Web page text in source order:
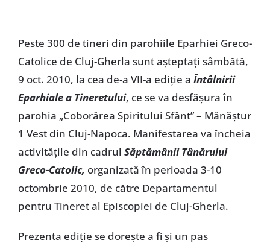
Peste 300 de tineri din parohiile Eparhiei Greco-
Catolice de Cluj-Gherla sunt aşteptaţi sâmbătă,
9 oct. 2010, la cea de-a VII-a ediţie a Întâlnirii
Eparhiale a Tineretului, ce se va desfăşura în
parohia „Coborârea Spiritului Sfânt” – Mănăştur
1 Vest din Cluj-Napoca. Manifestarea va încheia
activităţile din cadrul Săptămânii Tânărului
Greco-Catolic, organizată în perioada 3-10
octombrie 2010, de către Departamentul
pentru Tineret al Episcopiei de Cluj-Gherla.
Prezenta ediţie se doreşte a fi şi un pas